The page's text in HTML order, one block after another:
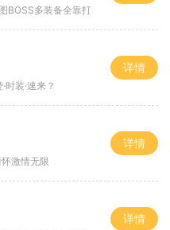
BOSS多装备全靠打
时装·速来？
详情
激情无限
详情
详情